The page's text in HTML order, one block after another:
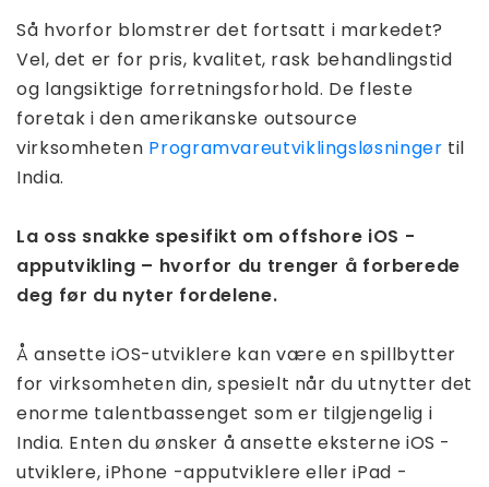
Så hvorfor blomstrer det fortsatt i markedet?
Vel, det er for pris, kvalitet, rask behandlingstid
og langsiktige forretningsforhold. De fleste
foretak i den amerikanske outsource
virksomheten Programvareutviklingsløsninger til
India.
La oss snakke spesifikt om offshore iOS -
apputvikling – hvorfor du trenger å forberede
deg før du nyter fordelene.
Å ansette iOS-utviklere kan være en spillbytter
for virksomheten din, spesielt når du utnytter det
enorme talentbassenget som er tilgjengelig i
India. Enten du ønsker å ansette eksterne iOS -
utviklere, iPhone -apputviklere eller iPad -